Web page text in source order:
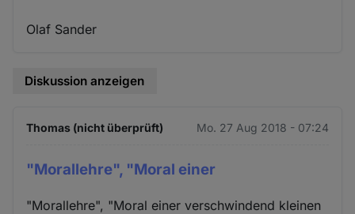
Olaf Sander
Diskussion anzeigen
Thomas (nicht überprüft) Mo. 27 Aug 2018 - 07:24
"Morallehre", "Moral einer
"Morallehre", "Moral einer verschwindend kleinen